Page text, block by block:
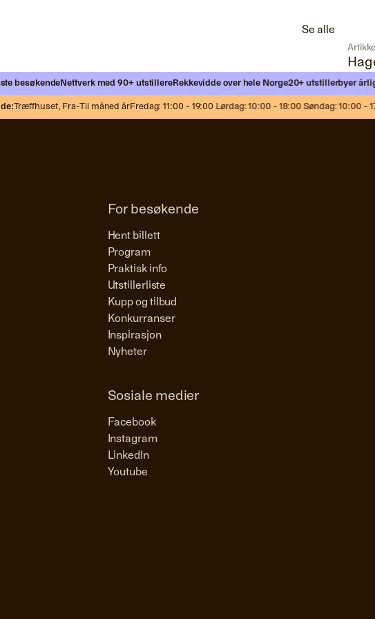
Se alle
Nettverk med 90+ utstillere Rekkevidde over hele Norge20+ utstillerbyer årlig
Fra-Til måned årFredag: 11:00 - 19:00 Lørdag: 10:00 - 18:00 Søndag: 10:00 - 17:00
For besøkende
Hent billett
Program
Praktisk info
Utstillerliste
Kupp og tilbud
Konkurranser
Inspirasjon
Nyheter
Sosiale medier
Facebook
Instagram
LinkedIn
Youtube